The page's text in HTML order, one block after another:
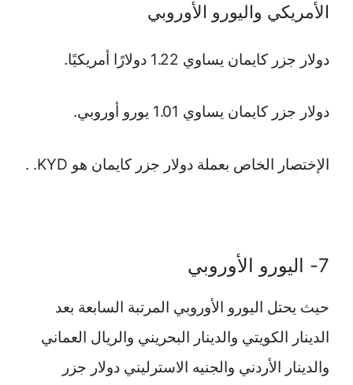
الأمريكي واليورو الأوروبي
دولار جزر كايمان يساوي 1.22 دولارًا أمريكيًا.
دولار جزر كايمان يساوي 1.01 يورو أوروبي.
الإختصار الخاص بعملة دولار جزر كايمان هو KYD. .
7- اليورو الأوروبي
حيث يحتل اليورو الأوروبي المرتبة السابعة بعد
الدينار الكويتي والدينار البحريني والريال العماني
والدينار الأردني والجنيه الاسترليني دولار جزر